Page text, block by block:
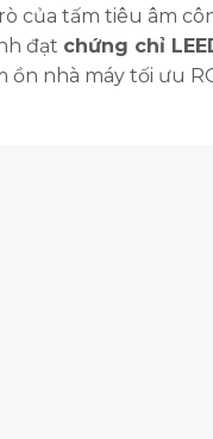
của tấm tiêu âm
đạt chứng chỉ
ồn nhà máy tối ưu